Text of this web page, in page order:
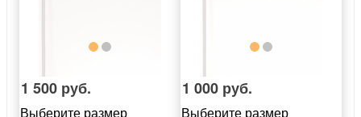
1 500 руб.
Выберите размер
1 000 руб.
Выберите размер